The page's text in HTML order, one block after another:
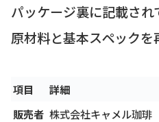
パッケージ裏に記載さ
原材料と基本スペックを
項目
詳細
販売者 株式会社キャメル珈琲